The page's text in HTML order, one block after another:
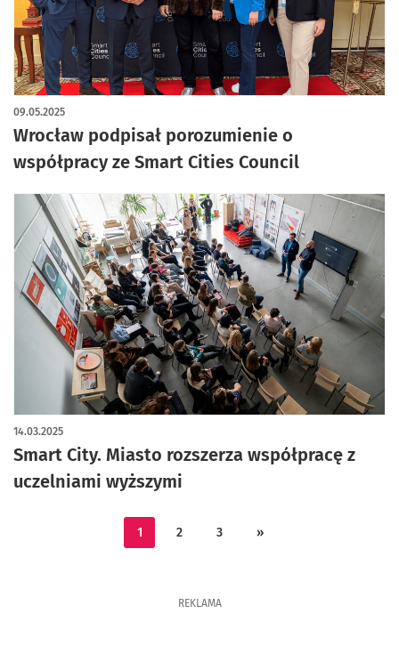
Wrocław podpisał porozumienie o
współpracy ze Smart Cities Council
09.05.2025
Smart City. Miasto rozszerza współpracę z
uczelniami wyższymi
14.03.2025
1 2 3 »
REKLAMA